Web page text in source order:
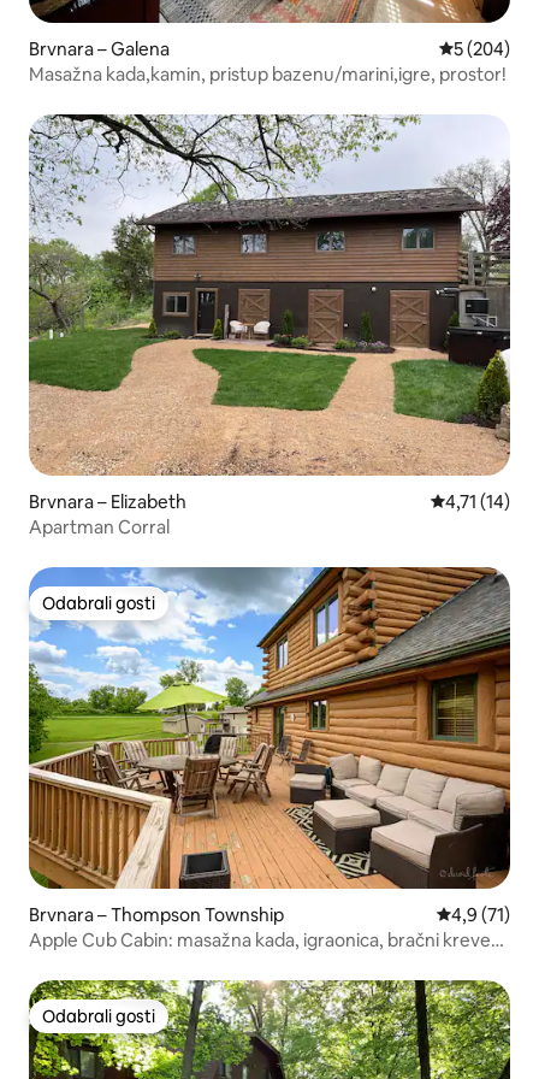
Brvnara – Galena Prosječna
5 (204)
Masažna kada,kamin, pristup bazenu/marini,igre, prostor!
Brvnara – Elizabeth Prosječna
4,71 (14)
Apartman Corral
Odabrali gosti
Odabrali gosti
Brvnara – Thompson Township Prosječna
4,9 (71)
Apple Cub Cabin: masažna kada, igraonica, bračni kreveti
Odabrali gosti
Odabrali gosti